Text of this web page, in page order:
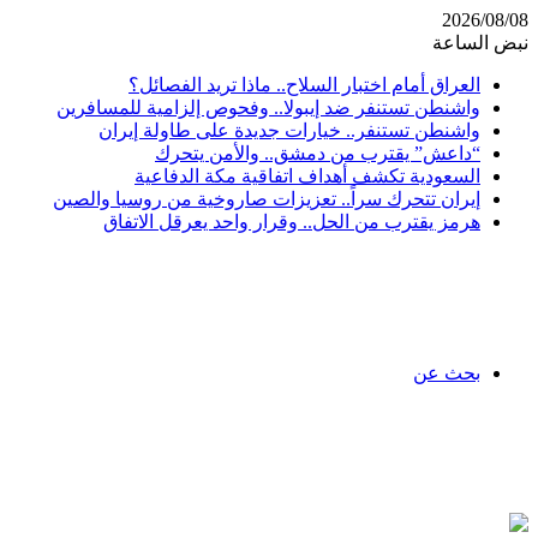
2026/08/08
نبض الساعة
العراق أمام اختبار السلاح.. ماذا تريد الفصائل؟
واشنطن تستنفر ضد إيبولا.. وفحوص إلزامية للمسافرين
واشنطن تستنفر.. خيارات جديدة على طاولة إيران
“داعش” يقترب من دمشق.. والأمن يتحرك
السعودية تكشف أهداف اتفاقية مكة الدفاعية
إيران تتحرك سراً.. تعزيزات صاروخية من روسيا والصين
هرمز يقترب من الحل.. وقرار واحد يعرقل الاتفاق
بحث عن